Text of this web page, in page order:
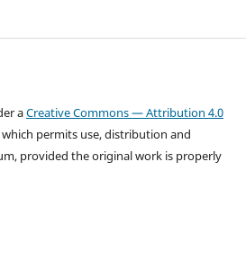
aCreative Commons — Attribution 4.0
which permits use, distribution and
provided the original work is properly